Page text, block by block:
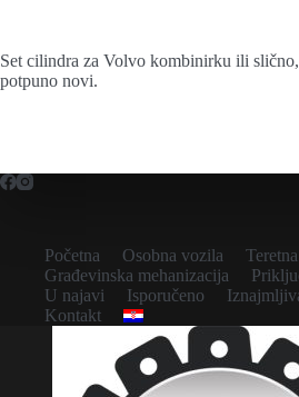
Set cilindra za Volvo kombinirku ili
potpuno novi.
Početna Osobna vozila
Građevinska mehanizacija
U najavi
Isporučeno
Kontakt